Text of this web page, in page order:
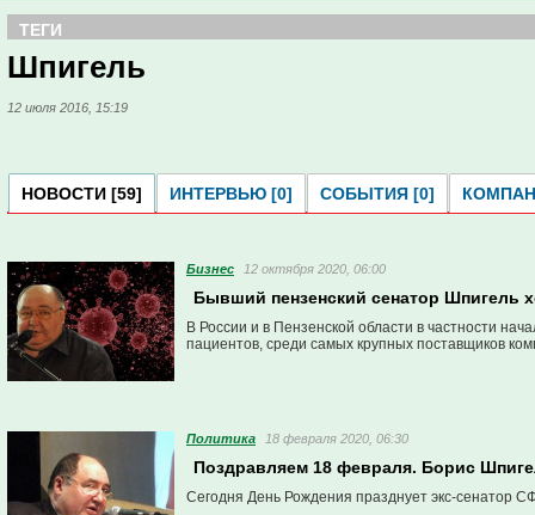
ТЕГИ
Шпигель
12 июля 2016, 15:19
НОВОСТИ [59] ИНТЕРВЬЮ [0] СОБЫТИЯ [0]
Бизнес 12 октября 2020, 06:00
Бывший пензенский сенатор Шпигель
В России и в Пензенской области в частности
пациентов, среди самых крупных поставщиков
Политика 18 февраля 2020, 06:30
Поздравляем 18 февраля. Борис
Сегодня День Рождения празднует экс-сенатор